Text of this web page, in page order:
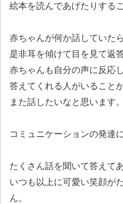
絵本を読んであげたりする
赤ちゃんが何か話していたら
是非耳を傾けて目を見て返
赤ちゃんも自分の声に反応
答えてくれる人がいること
また話したいなと思います。
コミュニケーションの発達
たくさん話を聞いて答えて
いつも以上に可愛い笑顔が
ん。